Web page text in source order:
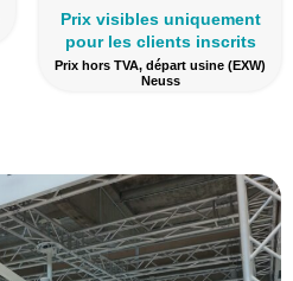
Prix visibles uniquement
pour les clients inscrits
Prix hors TVA, départ usine (EXW)
Neuss